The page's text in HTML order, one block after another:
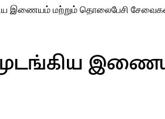
இணையம் மற்றும் தொலைபேசி